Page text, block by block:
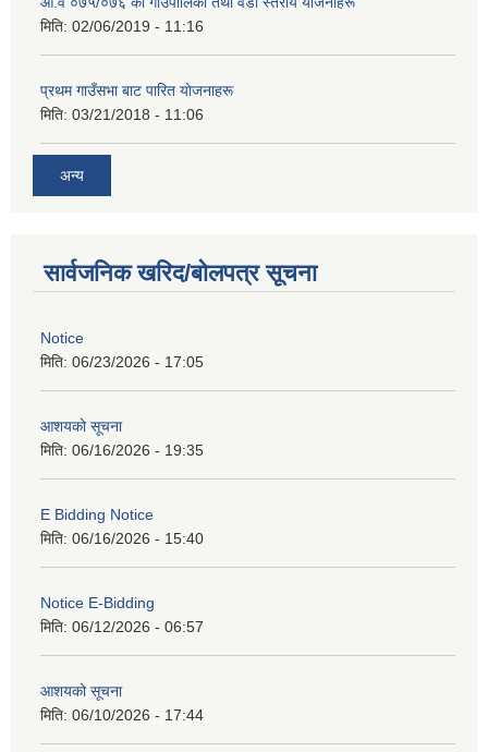
मिति: 02/06/2019 - 11:16
प्रथम गाउँसभा बाट पारित याेजनाहरू
मिति: 03/21/2018 - 11:06
अन्य
सार्वजनिक खरिद/बोलपत्र सूचना
Notice
मिति: 06/23/2026 - 17:05
आशयको सूचना
मिति: 06/16/2026 - 19:35
E Bidding Notice
मिति: 06/16/2026 - 15:40
Notice E-Bidding
मिति: 06/12/2026 - 06:57
आशयको सूचना
मिति: 06/10/2026 - 17:44